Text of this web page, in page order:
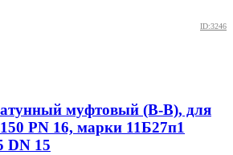
ID:3246
муфтовый (В-В), для
PN 16, марки 11Б27п1
DN 15